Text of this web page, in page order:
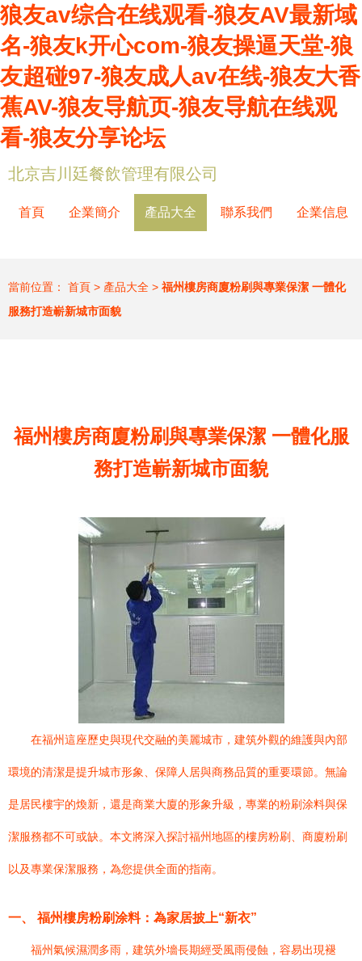
狼友av综合在线观看-狼友AV最新域
名-狼友k开心com-狼友操逼天堂-狼
友超碰97-狼友成人av在线-狼友大香
蕉AV-狼友导航页-狼友导航在线观
看-狼友分享论坛
北京吉川廷餐飲管理有限公司
首頁 企業簡介 產品大全 聯系我們 企業信息
當前位置： 首頁 > 產品大全 > 福州樓房商廈粉刷與專業保潔 一體化
服務打造嶄新城市面貌
福州樓房商廈粉刷與專業保潔 一體化服
務打造嶄新城市面貌
在福州這座歷史與現代交融的美麗城市，建筑外觀的維護與內部
環境的清潔是提升城市形象、保障人居與商務品質的重要環節。無論
是居民樓宇的煥新，還是商業大廈的形象升級，專業的粉刷涂料與保
潔服務都不可或缺。本文將深入探討福州地區的樓房粉刷、商廈粉刷
以及專業保潔服務，為您提供全面的指南。
一、 福州樓房粉刷涂料：為家居披上“新衣”
福州氣候濕潤多雨，建筑外墻長期經受風雨侵蝕，容易出現褪